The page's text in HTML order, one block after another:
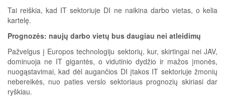
Tai reiškia, kad IT sektoriuje DI ne naikina darbo vietas, o kelia
kartelę.
Prognozės: naujų darbo vietų bus daugiau nei atleidimų
Pažvelgus į Europos technologiju sektorių, kur, skirtingai nei JAV,
dominuoja ne IT gigantės, o vidutinio dydžio ir mažos įmonės,
nuogąstavimai, kad dėl augančios DI įtakos IT sektoriuje žmonių
nebereikės, nuo paties verslo sektoriaus prognozių skiriasi dar
ryškiau.